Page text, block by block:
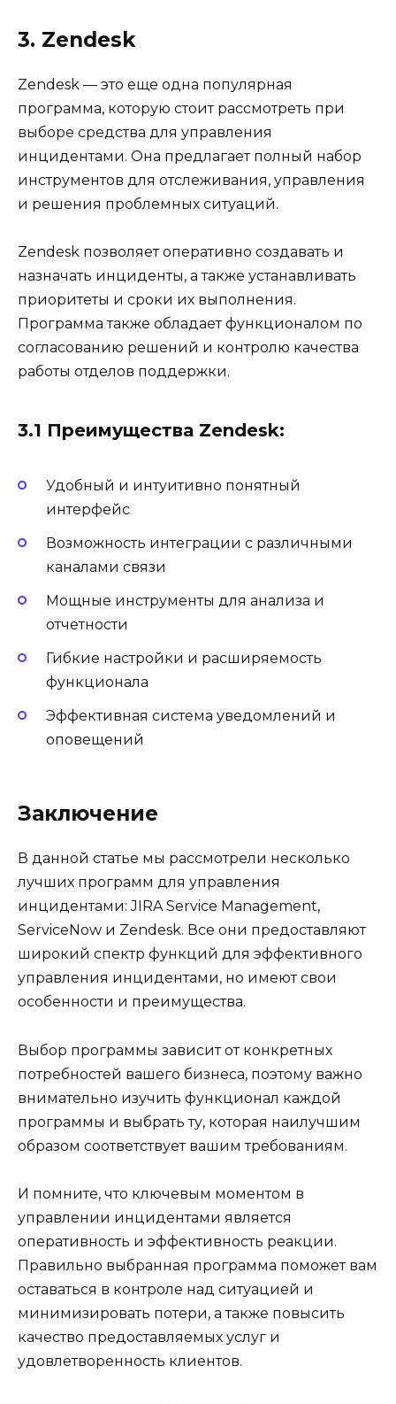
3. Zendesk
Zendesk — это еще одна популярная
программа, которую стоит рассмотреть при
выборе средства для управления
инцидентами. Она предлагает полный набор
инструментов для отслеживания, управления
и решения проблемных ситуаций.
Zendesk позволяет оперативно создавать и
назначать инциденты, а также устанавливать
приоритеты и сроки их выполнения.
Программа также обладает функционалом по
согласованию решений и контролю качества
работы отделов поддержки.
3.1 Преимущества Zendesk:
Удобный и интуитивно понятный
интерфейс
Возможность интеграции с различными
каналами связи
Мощные инструменты для анализа и
отчетности
Гибкие настройки и расширяемость
функционала
Эффективная система уведомлений и
оповещений
Заключение
В данной статье мы рассмотрели несколько
лучших программ для управления
инцидентами: JIRA Service Management,
ServiceNow и Zendesk. Все они предоставляют
широкий спектр функций для эффективного
управления инцидентами, но имеют свои
особенности и преимущества.
Выбор программы зависит от конкретных
потребностей вашего бизнеса, поэтому важно
внимательно изучить функционал каждой
программы и выбрать ту, которая наилучшим
образом соответствует вашим требованиям.
И помните, что ключевым моментом в
управлении инцидентами является
оперативность и эффективность реакции.
Правильно выбранная программа поможет вам
оставаться в контроле над ситуацией и
минимизировать потери, а также повысить
качество предоставляемых услуг и
удовлетворенность клиентов.